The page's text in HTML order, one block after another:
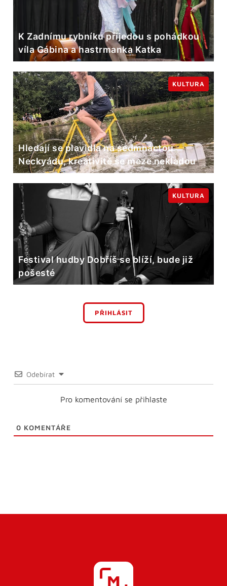
K Zadnímu rybníku přijedou s pohádkou
víla Gábina a hastrmanka Katka
Hledají se plavidla na sedmnáctou
Neckyádu, kreativitě se meze nekladou
KULTURA
Festival hudby Dobříš se blíží, bude již
pošesté
KULTURA
PŘIHLÁSIT
Odebírat
Pro komentování se přihlaste
0 KOMENTÁŘE